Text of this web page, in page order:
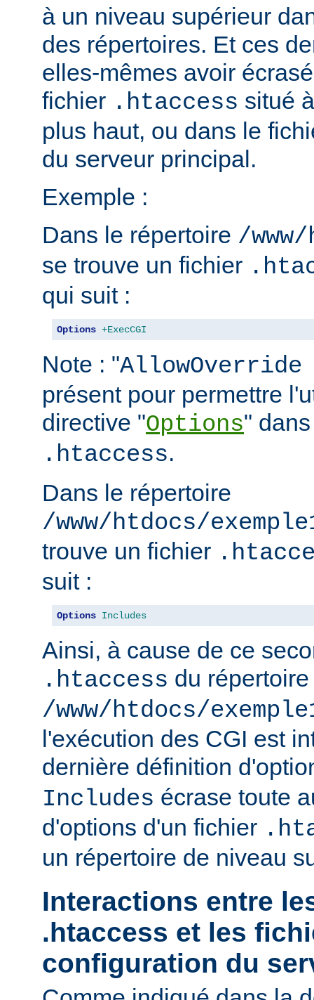
à un niveau supérieur
des répertoires. Et ces
elles-mêmes avoir
fichier .htaccess situé
plus haut, ou dans le
du serveur principal.
Exemple :
Dans le répertoire /
se trouve un fichier
qui suit :
Options +ExecCGI
Note : "AllowOverride
présent pour permettre
directive "Options"
.htaccess.
Dans le répertoire
/www/htdocs/
trouve un fichier
suit :
Options Includes
Ainsi, à cause de ce
.htaccess du répertoire
/www/htdocs/
l'exécution des CGI est
dernière définition
Includes écrase toute
d'options d'un fichier
un répertoire de niveau
Interactions entre
.htaccess et les
configuration du